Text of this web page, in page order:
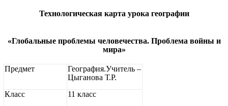
Технологическая карта урока географии
«Глобальные проблемы человечества. Проблема войны и
мира»
Предмет
География.Учитель –
Цыганова Т.Р.
Класс
11 класс